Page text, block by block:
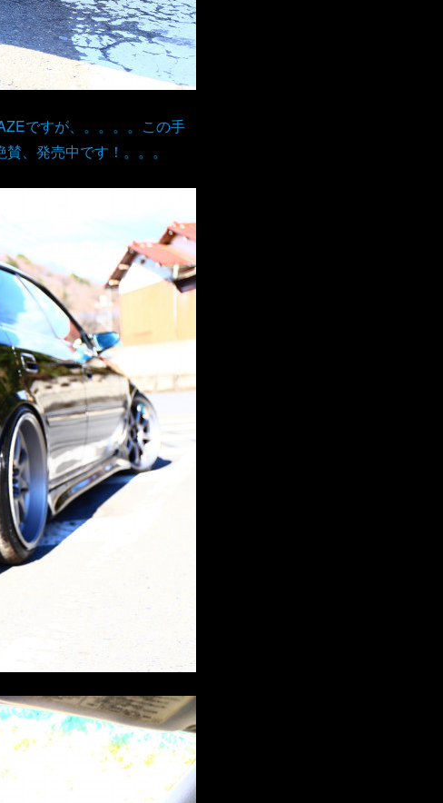
ですが、。。。。この手
、発売中です！。。。